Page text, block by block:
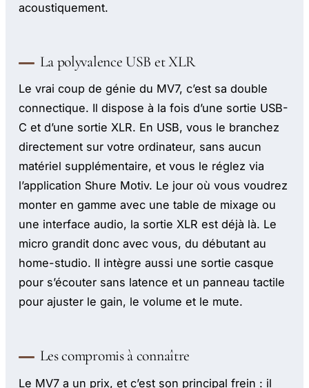
acoustiquement.
La polyvalence USB et XLR
Le vrai coup de génie du MV7, c’est sa double
connectique. Il dispose à la fois d’une sortie USB-
C et d’une sortie XLR. En USB, vous le branchez
directement sur votre ordinateur, sans aucun
matériel supplémentaire, et vous le réglez via
l’application Shure Motiv. Le jour où vous voudrez
monter en gamme avec une table de mixage ou
une interface audio, la sortie XLR est déjà là. Le
micro grandit donc avec vous, du débutant au
home-studio. Il intègre aussi une sortie casque
pour s’écouter sans latence et un panneau tactile
pour ajuster le gain, le volume et le mute.
Les compromis à connaître
Le MV7 a un prix, et c’est son principal frein : il